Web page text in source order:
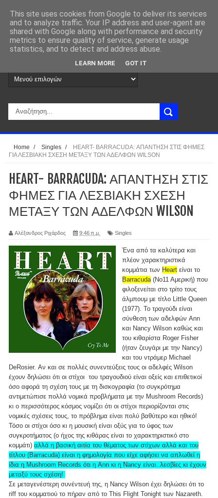
Home / Singles /
HEART- BARRACUDA: ΑΠΑΝΤΗΣΗ ΣΤΙΣ ΦΗΜΕΣ
ΓΙΑ ΛΕΣΒΙΑΚΗ ΣΧΕΣΗ ΜΕΤΑΞΥ ΤΩΝ ΑΔΕΛΦΩΝ WILSON
HEART- BARRACUDA: ΑΠΑΝΤΗΣΗ ΣΤΙΣ
ΦΗΜΕΣ ΓΙΑ ΛΕΣΒΙΑΚΗ ΣΧΕΣΗ
ΜΕΤΑΞΥ ΤΩΝ ΑΔΕΛΦΩΝ WILSON
Αλέξανδρος Ριχάρδος 9:46 π.μ. Singles
Ένα από τα καλύτερα και
πλέον χαρακτηριστικά
κομμάτια των Heart είναι το
Barracuda (Νο11 Αμερική) που
φιλοξενείται στο τρίτο τους
άλμπουμ με τίτλο Little Queen
(1977). Το τραγούδι είναι
σύνθεση των αδελφών Ann
και Nancy Wilson καθώς και
του κιθαρίστα Roger Fisher
(ήταν ζευγάρι με την Nancy)
και του ντράμερ Michael
DeRosier. Αν και σε πολλές συνεντεύξεις τους οι αδελφές Wilson
έχουν δηλώσει ότι οι στίχοι του τραγουδιού είναι οξείς και επιθετικοί
όσο αφορά τη σχέση τους με τη δισκογραφία (το συγκρότημα
αντιμετώπισε πολλά νομικά προβλήματα με την Mushroom Records)
κι ο περισσότερος κόσμος νομίζει ότι οι στίχοι περιορίζονται στις
νομικές σχέσεις τους, το πρόβλημα είναι πολύ βαθύτερο και ηθικό!
Τόσο οι στίχοι όσο κι η μουσική είναι οξύς για το ύφος των
συγκροτήματος (ο ήχος της κιθάρας είναι το χαρακτηριστικό στο
κομμάτι) αλλά η βασική αιτία του θέματος των στίχων αλλά και του
τίτλου (Barracuda) είναι η φημολογία που είχε αφήσει να απλωθεί η
ίδια η Mushroom Records ότι η Ann κι η Nancy είναι..λεσβίες κι έχουν
μεταξύ τους σχέση!
Σε μεταγενέστερη συνέντευή της, η Nancy Wilson έχει δηλώσει ότι το
riff του κομματιού το πήραν από το This Flight Tonight των Nazareth.
This site uses cookies from Google to deliver its services
and to analyze traffic. Your IP address and user-agent are
shared with Google along with performance and security
metrics to ensure quality of service, generate usage
statistics, and to detect and address abuse.
LEARN MORE GOT IT